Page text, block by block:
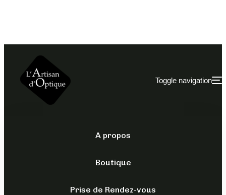
Toggle navigation
A propos
Boutique
Prise de Rendez-vous